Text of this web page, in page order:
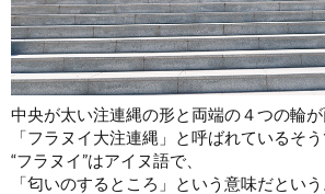
中央が太い注連縄の形と両端の４つの輪が
「フラヌイ大注連縄」と呼ばれているそう
“フラヌイ”はアイヌ語で、
「匂いのするところ」という意味だという